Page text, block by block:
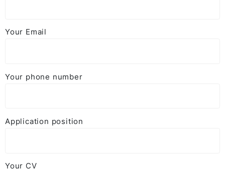
Your Email
Your phone number
Application position
Your CV